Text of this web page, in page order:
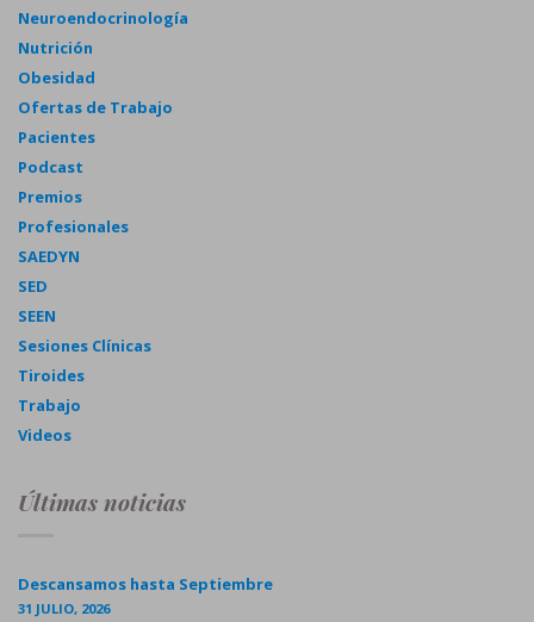
Neuroendocrinología
Nutrición
Obesidad
Ofertas de Trabajo
Pacientes
Podcast
Premios
Profesionales
SAEDYN
SED
SEEN
Sesiones Clínicas
Tiroides
Trabajo
Videos
Últimas noticias
Descansamos hasta Septiembre
31 JULIO, 2026